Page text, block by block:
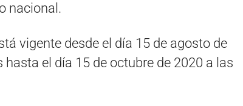
nacional.
vigente desde el día 15 de agosto de
el día 15 de octubre de 2020 a las